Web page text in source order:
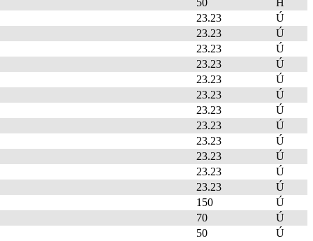
50
H
23.23
Ú
23.23
Ú
23.23
Ú
23.23
Ú
23.23
Ú
23.23
Ú
23.23
Ú
23.23
Ú
23.23
Ú
23.23
Ú
23.23
Ú
23.23
Ú
150
Ú
70
Ú
50
Ú